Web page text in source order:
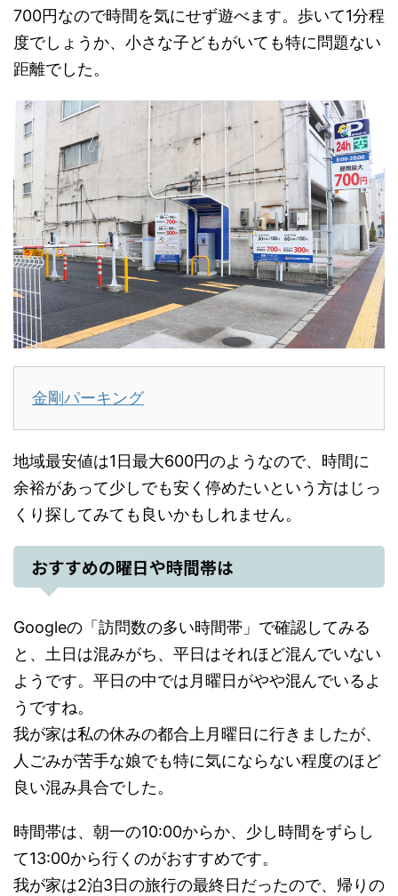
700円なので時間を気にせず遊べます。歩いて1分程
度でしょうか、小さな子どもがいても特に問題ない
距離でした。
金剛パーキング
地域最安値は1日最大600円のようなので、時間に
余裕があって少しでも安く停めたいという方はじっ
くり探してみても良いかもしれません。
おすすめの曜日や時間帯は
Googleの「訪問数の多い時間帯」で確認してみる
と、土日は混みがち、平日はそれほど混んでいない
ようです。平日の中では月曜日がやや混んでいるよ
うですね。
我が家は私の休みの都合上月曜日に行きましたが、
人ごみが苦手な娘でも特に気にならない程度のほど
良い混み具合でした。
時間帯は、朝一の10:00からか、少し時間をずらし
て13:00から行くのがおすすめです。
我が家は2泊3日の旅行の最終日だったので、帰りの